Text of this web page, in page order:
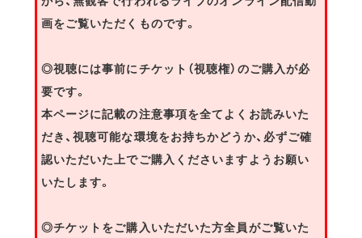
画をご覧いただくものです。
◎視聴には事前にチケット（視聴権）のご購入が必
要です。
本ページに記載の注意事項を全てよくお読みいた
だき、視聴可能な環境をお持ちかどうか、必ずご確
認いただいた上でご購入くださいますようお願い
いたします。
◎チケットをご購入いただいた方全員がご覧いた